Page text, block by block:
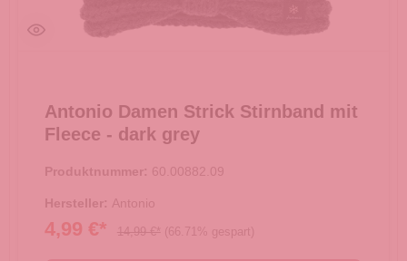
Antonio Damen Strick Stirnband mit
Fleece - dark grey
Produktnummer: 60.00882.09
Hersteller: Antonio
4,99 €* 14,99 €* (66.71% gespart)